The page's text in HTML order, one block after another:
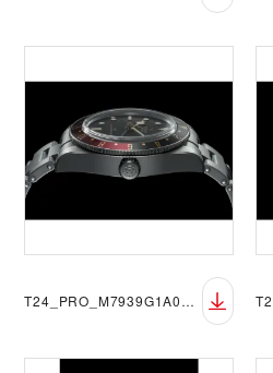
T24_PRO_M7939G1A0NRU-0001_008a